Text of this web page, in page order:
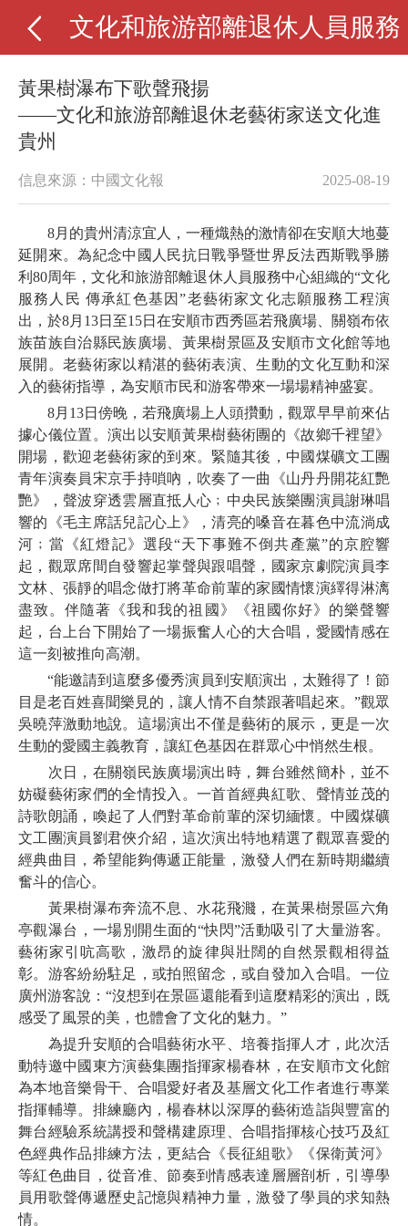
文化和旅游部離退休人員服務
黃果樹瀑布下歌聲飛揚
——文化和旅游部離退休老藝術家送文化進
貴州
信息來源：中國文化報 2025-08-19
8月的貴州清涼宜人，一種熾熱的激情卻在安順大地蔓
延開來。為紀念中國人民抗日戰爭暨世界反法西斯戰爭勝
利80周年，文化和旅游部離退休人員服務中心組織的“文化
服務人民 傳承紅色基因”老藝術家文化志願服務工程演
出，於8月13日至15日在安順市西秀區若飛廣場、關嶺布依
族苗族自治縣民族廣場、黃果樹景區及安順市文化館等地
展開。老藝術家以精湛的藝術表演、生動的文化互動和深
入的藝術指導，為安順市民和游客帶來一場場精神盛宴。
8月13日傍晚，若飛廣場上人頭攢動，觀眾早早前來佔
據心儀位置。演出以安順黃果樹藝術團的《故鄉千裡望》
開場，歡迎老藝術家的到來。緊隨其後，中國煤礦文工團
青年演奏員宋京手持嗩吶，吹奏了一曲《山丹丹開花紅艷
艷》，聲波穿透雲層直抵人心﹔中央民族樂團演員謝琳唱
響的《毛主席話兒記心上》，清亮的嗓音在暮色中流淌成
河﹔當《紅燈記》選段“天下事難不倒共產黨”的京腔響
起，觀眾席間自發響起掌聲與跟唱聲，國家京劇院演員李
文林、張靜的唱念做打將革命前輩的家國情懷演繹得淋漓
盡致。伴隨著《我和我的祖國》《祖國你好》的樂聲響
起，台上台下開始了一場振奮人心的大合唱，愛國情感在
這一刻被推向高潮。
“能邀請到這麼多優秀演員到安順演出，太難得了！節
目是老百姓喜聞樂見的，讓人情不自禁跟著唱起來。”觀眾
吳曉萍激動地說。這場演出不僅是藝術的展示，更是一次
生動的愛國主義教育，讓紅色基因在群眾心中悄然生根。
次日，在關嶺民族廣場演出時，舞台雖然簡朴，並不
妨礙藝術家們的全情投入。一首首經典紅歌、聲情並茂的
詩歌朗誦，喚起了人們對革命前輩的深切緬懷。中國煤礦
文工團演員劉君俠介紹，這次演出特地精選了觀眾喜愛的
經典曲目，希望能夠傳遞正能量，激發人們在新時期繼續
奮斗的信心。
黃果樹瀑布奔流不息、水花飛濺，在黃果樹景區六角
亭觀瀑台，一場別開生面的“快閃”活動吸引了大量游客。
藝術家引吭高歌，激昂的旋律與壯闊的自然景觀相得益
彰。游客紛紛駐足，或拍照留念，或自發加入合唱。一位
廣州游客說：“沒想到在景區還能看到這麼精彩的演出，既
感受了風景的美，也體會了文化的魅力。”
為提升安順的合唱藝術水平、培養指揮人才，此次活
動特邀中國東方演藝集團指揮家楊春林，在安順市文化館
為本地音樂骨干、合唱愛好者及基層文化工作者進行專業
指揮輔導。排練廳內，楊春林以深厚的藝術造詣與豐富的
舞台經驗系統講授和聲構建原理、合唱指揮核心技巧及紅
色經典作品排練方法，更結合《長征組歌》《保衛黃河》
等紅色曲目，從音准、節奏到情感表達層層剖析，引導學
員用歌聲傳遞歷史記憶與精神力量，激發了學員的求知熱
情。